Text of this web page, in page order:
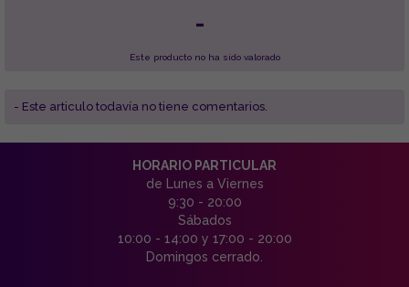
-
Este producto no ha sido valorado
- Este articulo todavía no tiene comentarios.
HORARIO PARTICULAR
de Lunes a Viernes
9:30 - 20:00
Sábados
10:00 - 14:00 y 17:00 - 20:00
Domingos cerrado.